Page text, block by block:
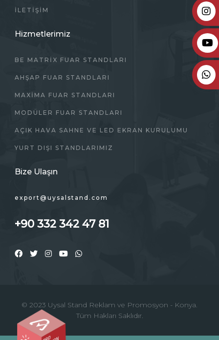
İLETIŞIM
Hizmetlerimiz
BE MATRİX FUAR STANDLARI
AHŞAP FUAR STANDLARI
MAXIMA FUAR STANDLARI
MODÜLER FUAR STANDLARI
AÇIK HAVA SAHNE VE LED EKRAN KURULUMU
YURT DIŞI STANDLARIMIZ
Bize Ulaşın
export@uysalstand.com
+90 332 342 47 81
© 2023 Uysal Stand Reklam ve Promosyon - Konya.
Tüm Hakları Saklıdır.